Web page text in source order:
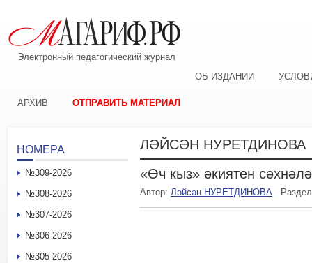
Электронный педагогический журнал
ОБ ИЗДАНИИ
АРХИВ ОТПРАВИТЬ МАТЕРИАЛ
ЛӘЙСӘН НУРЕТДИНОВА
«Өч кыз» әкиятен
Автор: Ләйсән НУРЕТДИНОВА
НОМЕРА
№309-2026
№308-2026
№307-2026
№306-2026
№305-2026